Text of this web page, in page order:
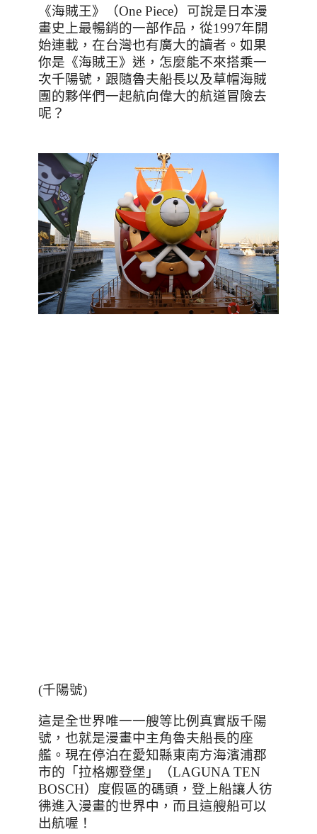
《海賊王》（One Piece）可說是日本漫
畫史上最暢銷的一部作品，從1997年開
始連載，在台灣也有廣大的讀者。如果
你是《海賊王》迷，怎麼能不來搭乘一
次千陽號，跟隨魯夫船長以及草帽海賊
團的夥伴們一起航向偉大的航道冒險去
呢？
(千陽號)
這是全世界唯一一艘等比例真實版千陽
號，也就是漫畫中主角魯夫船長的座
艦。現在停泊在愛知縣東南方海濱浦郡
市的「拉格娜登堡」（LAGUNA TEN
BOSCH）度假區的碼頭，登上船讓人彷
彿進入漫畫的世界中，而且這艘船可以
出航喔！